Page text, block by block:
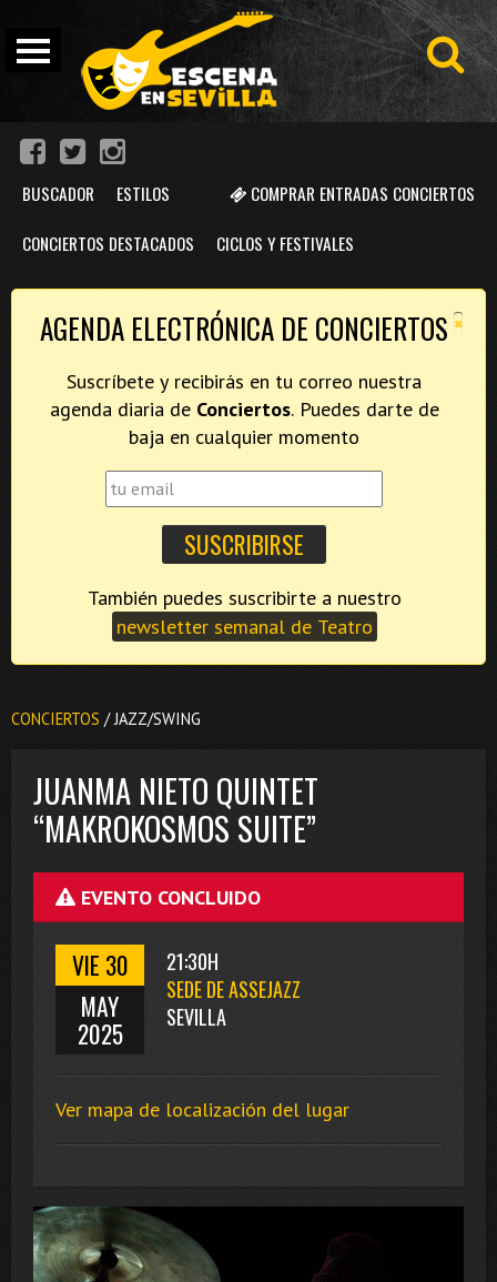
COMPRAR ENTRADAS CONCIERTOS
BUSCADOR ESTILOS
CONCIERTOS DESTACADOS CICLOS Y FESTIVALES
×
AGENDA ELECTRÓNICA DE CONCIERTOS
Suscríbete y recibirás en tu correo nuestra
agenda diaria de Conciertos. Puedes darte de
baja en cualquier momento
newsletter semanal de Teatro
CONCIERTOS / JAZZ/SWING
JUANMA NIETO QUINTET
“MAKROKOSMOS SUITE”
EVENTO CONCLUIDO
VIE 30
MAY
2025
21:30H
SEDE DE ASSEJAZZ
SEVILLA
Ver mapa de localización del lugar